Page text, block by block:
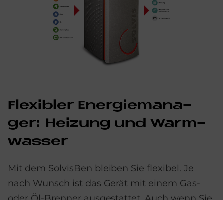
Fle­xi­bler En­er­gie­ma­na­
ger: Hei­zung und Warm­
was­ser
Mit dem SolvisBen bleiben Sie flexibel. Je
nach Wunsch ist das Gerät mit einem Gas-